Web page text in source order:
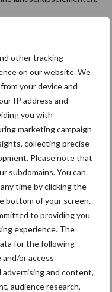
other tracking
on our website. We
your device and
IP address and
you with
marketing campaign
collecting precise
Please note that
subdomains. You can
time by clicking the
bottom of your screen.
to providing you
experience. The
for the following
or access
advertising and content,
audience research,
een aanvulling op de
VLIF (zie verder), en
gebieden van het
tot een
VLIF-steun te krijgen,
verruimd met
kompas.
door jonge landbouwers
milieu- en klimaatdoelen